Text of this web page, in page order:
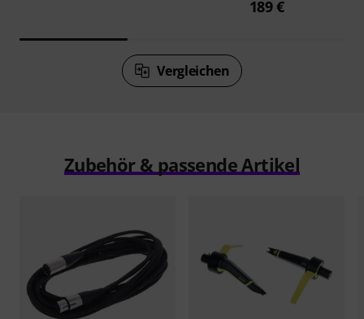
189 €
Vergleichen
Zubehör & passende Artikel